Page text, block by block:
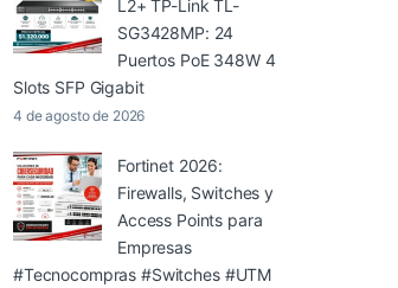
L2+ TP-Link TL-
SG3428MP: 24
Puertos PoE 348W 4
Slots SFP Gigabit
4 de agosto de 2026
Fortinet 2026:
Firewalls, Switches y
Access Points para
Empresas
#Tecnocompras #Switches #UTM